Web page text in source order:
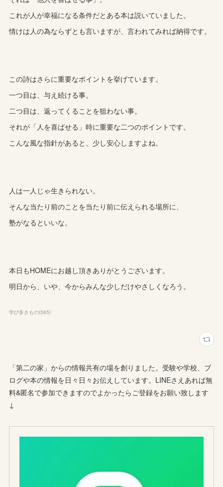
これが人が幸福になる条件だとある本は説いていました。
情けは人の為ならずとも言いますが、言われてみれば納得です。
この詩はさらに重要なポイントを挙げています。
一つ目は、与え続ける事。
二つ目は、返ってくることを狙わない事。
それが「人を喜ばせる」時に重要な二つのポイントです。
こんな風な指針があると、少し安心しますよね。
人は一人じゃ生きられない。
そんな当たり前のことを当たり前に伝えられる場所に、
塾がなるといいな。
本日もHOMEにお越し頂きありがとうございます。
明日から、いや、今からみんな少しだけやさしくなろう。
学び多きもの(365)
「第二の家」からの情報共有の場を創りました。受験や学校、ブ
ログや本の情報を日々日々お伝えしています。LINEさえあれば無
料&匿名で参加できますのでよかったらご登録をお願い致します
↓